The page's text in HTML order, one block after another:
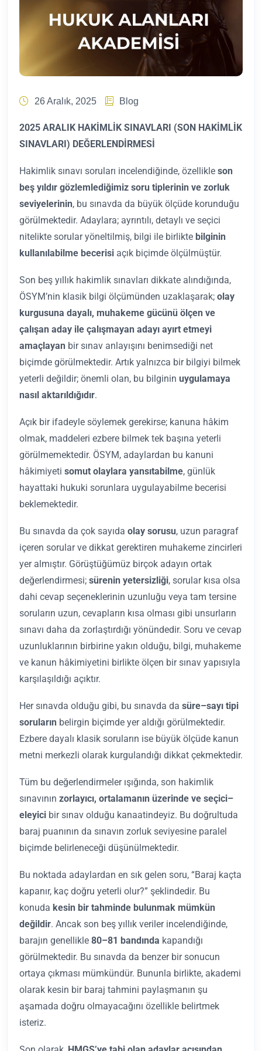
26 Aralık, 2025 Blog
2025 ARALIK HAKİMLİK SINAVLARI (SON HAKİMLİK
SINAVLARI) DEĞERLENDİRMESİ
Hakimlik sınavı soruları incelendiğinde, özellikle son
beş yıldır gözlemlediğimiz soru tiplerinin ve zorluk
seviyelerinin, bu sınavda da büyük ölçüde korunduğu
görülmektedir. Adaylara; ayrıntılı, detaylı ve seçici
nitelikte sorular yöneltilmiş, bilgi ile birlikte bilginin
kullanılabilme becerisi açık biçimde ölçülmüştür.
Son beş yıllık hakimlik sınavları dikkate alındığında,
ÖSYM’nin klasik bilgi ölçümünden uzaklaşarak; olay
kurgusuna dayalı, muhakeme gücünü ölçen ve
çalışan aday ile çalışmayan adayı ayırt etmeyi
amaçlayan bir sınav anlayışını benimsediği net
biçimde görülmektedir. Artık yalnızca bir bilgiyi bilmek
yeterli değildir; önemli olan, bu bilginin uygulamaya
nasıl aktarıldığıdır.
Açık bir ifadeyle söylemek gerekirse; kanuna hâkim
olmak, maddeleri ezbere bilmek tek başına yeterli
görülmemektedir. ÖSYM, adaylardan bu kanuni
hâkimiyeti somut olaylara yansıtabilme, günlük
hayattaki hukuki sorunlara uygulayabilme becerisi
beklemektedir.
Bu sınavda da çok sayıda olay sorusu, uzun paragraf
içeren sorular ve dikkat gerektiren muhakeme zincirleri
yer almıştır. Görüştüğümüz birçok adayın ortak
değerlendirmesi; sürenin yetersizliği, sorular kısa olsa
dahi cevap seçeneklerinin uzunluğu veya tam tersine
soruların uzun, cevapların kısa olması gibi unsurların
sınavı daha da zorlaştırdığı yönündedir. Soru ve cevap
uzunluklarının birbirine yakın olduğu, bilgi, muhakeme
ve kanun hâkimiyetini birlikte ölçen bir sınav yapısıyla
karşılaşıldığı açıktır.
Her sınavda olduğu gibi, bu sınavda da süre–sayı tipi
soruların belirgin biçimde yer aldığı görülmektedir.
Ezbere dayalı klasik soruların ise büyük ölçüde kanun
metni merkezli olarak kurgulandığı dikkat çekmektedir.
Tüm bu değerlendirmeler ışığında, son hakimlik
sınavının zorlayıcı, ortalamanın üzerinde ve seçici–
eleyici bir sınav olduğu kanaatindeyiz. Bu doğrultuda
baraj puanının da sınavın zorluk seviyesine paralel
biçimde belirleneceği düşünülmektedir.
Bu noktada adaylardan en sık gelen soru, “Baraj kaçta
kapanır, kaç doğru yeterli olur?” şeklindedir. Bu
konuda kesin bir tahminde bulunmak mümkün
değildir. Ancak son beş yıllık veriler incelendiğinde,
barajın genellikle 80–81 bandında kapandığı
görülmektedir. Bu sınavda da benzer bir sonucun
ortaya çıkması mümkündür. Bununla birlikte, akademi
olarak kesin bir baraj tahmini paylaşmanın şu
aşamada doğru olmayacağını özellikle belirtmek
isteriz.